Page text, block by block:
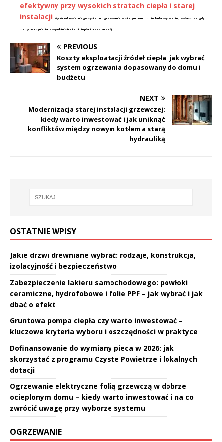
efektywny przy wysokich stratach ciepła i starej
instalacji
Wybór odpowiedniego systemu ogrzewania w starym domu to nie lada wyzwanie, zwłaszcza gdy
mamy do czynienia z wysokimi stratami ciepła i przestarzałą...
PREVIOUS
Koszty eksploatacji źródeł ciepła: jak wybrać
system ogrzewania dopasowany do domu i
budżetu
NEXT
Modernizacja starej instalacji grzewczej:
kiedy warto inwestować i jak uniknąć
konfliktów między nowym kotłem a starą
hydrauliką
OSTATNIE WPISY
Jakie drzwi drewniane wybrać: rodzaje, konstrukcja,
izolacyjność i bezpieczeństwo
Zabezpieczenie lakieru samochodowego: powłoki
ceramiczne, hydrofobowe i folie PPF – jak wybrać i jak
dbać o efekt
Gruntowa pompa ciepła czy warto inwestować –
kluczowe kryteria wyboru i oszczędności w praktyce
Dofinansowanie do wymiany pieca w 2026: jak
skorzystać z programu Czyste Powietrze i lokalnych
dotacji
Ogrzewanie elektryczne folią grzewczą w dobrze
ocieplonym domu – kiedy warto inwestować i na co
zwrócić uwagę przy wyborze systemu
OGRZEWANIE